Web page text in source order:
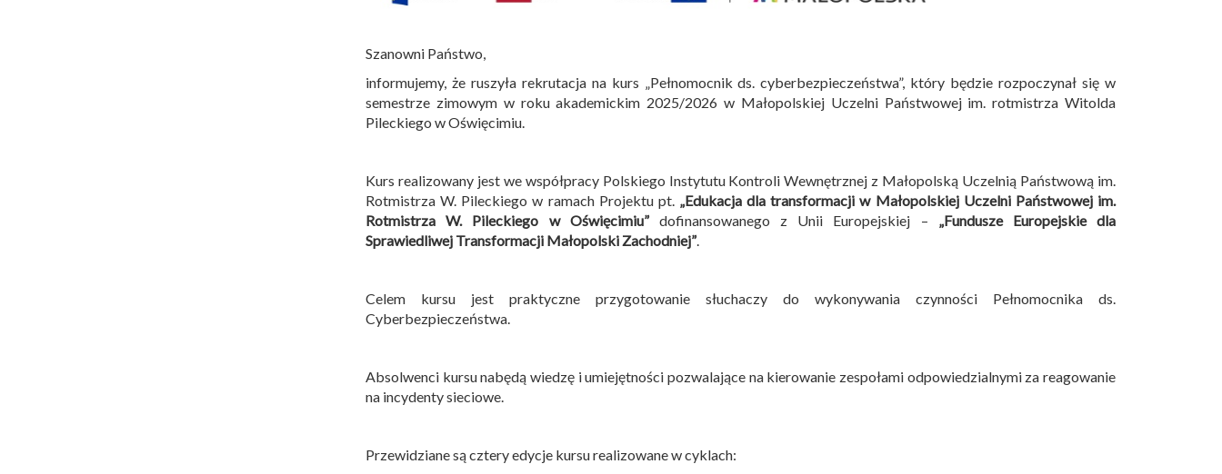
Szanowni Państwo,
informujemy, że ruszyła rekrutacja na kurs „Pełnomocnik ds. cyberbezpieczeństwa”, który będzie rozpoczynał się w
semestrze zimowym w roku akademickim 2025/2026 w Małopolskiej Uczelni Państwowej im. rotmistrza Witolda
Pileckiego w Oświęcimiu.
Kurs realizowany jest we współpracy Polskiego Instytutu Kontroli Wewnętrznej z Małopolską Uczelnią Państwową im.
Rotmistrza W. Pileckiego w ramach Projektu pt. „Edukacja dla transformacji w Małopolskiej Uczelni Państwowej im.
Rotmistrza W. Pileckiego w Oświęcimiu”dofinansowanego z Unii Europejskiej – „Fundusze Europejskie dla
Sprawiedliwej Transformacji Małopolski Zachodniej”.
Celem kursu jest praktyczne przygotowanie słuchaczy do wykonywania czynności Pełnomocnika ds.
Cyberbezpieczeństwa.
Absolwenci kursu nabędą wiedzę i umiejętności pozwalające na kierowanie zespołami odpowiedzialnymi za reagowanie
na incydenty sieciowe.
Przewidziane są cztery edycje kursu realizowane w cyklach: